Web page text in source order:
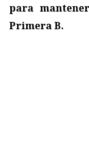
para
Primera B.